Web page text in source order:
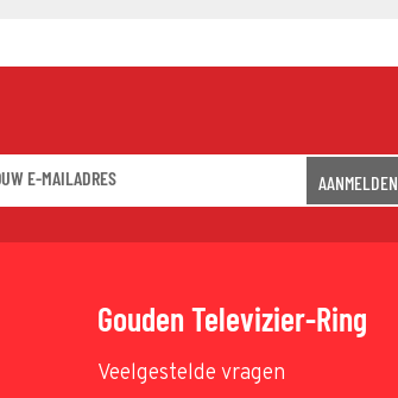
AANMELDEN
Gouden Televizier-Ring
Veelgestelde vragen